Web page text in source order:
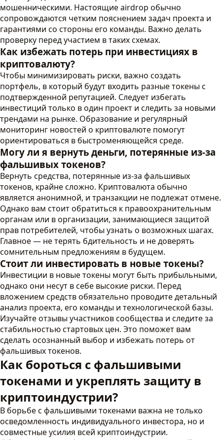
мошенническими. Настоящие airdrop обычно
сопровождаются четким пояснением задач проекта и
гарантиями со стороны его команды. Важно делать
проверку перед участием в таких схемах.
Как избежать потерь при инвестициях в
криптовалюту?
Чтобы минимизировать риски, важно создать
портфель, в который будут входить разные токены с
подтвержденной репутацией. Следует избегать
инвестиций только в один проект и следить за новыми
трендами на рынке. Образование и регулярный
мониторинг новостей о криптовалюте помогут
ориентироваться в быстроменяющейся среде.
Могу ли я вернуть деньги, потерянные из-за
фальшивых токенов?
Вернуть средства, потерянные из-за фальшивых
токенов, крайне сложно. Криптовалюта обычно
является анонимной, и транзакции не подлежат отмене.
Однако вам стоит обратиться к правоохранительным
органам или в организации, занимающиеся защитой
прав потребителей, чтобы узнать о возможных шагах.
Главное — не терять бдительность и не доверять
сомнительным предложениям в будущем.
Стоит ли инвестировать в новые токены?
Инвестиции в новые токены могут быть прибыльными,
однако они несут в себе высокие риски. Перед
вложением средств обязательно проводите детальный
анализ проекта, его команды и технологической базы.
Изучайте отзывы участников сообщества и следите за
стабильностью стартовых цен. Это поможет вам
сделать осознанный выбор и избежать потерь от
фальшивых токенов.
Как бороться с фальшивыми
токенами и укреплять защиту в
криптоиндустрии?
В борьбе с фальшивыми токенами важна не только
осведомленность индивидуального инвестора, но и
совместные усилия всей криптоиндустрии.